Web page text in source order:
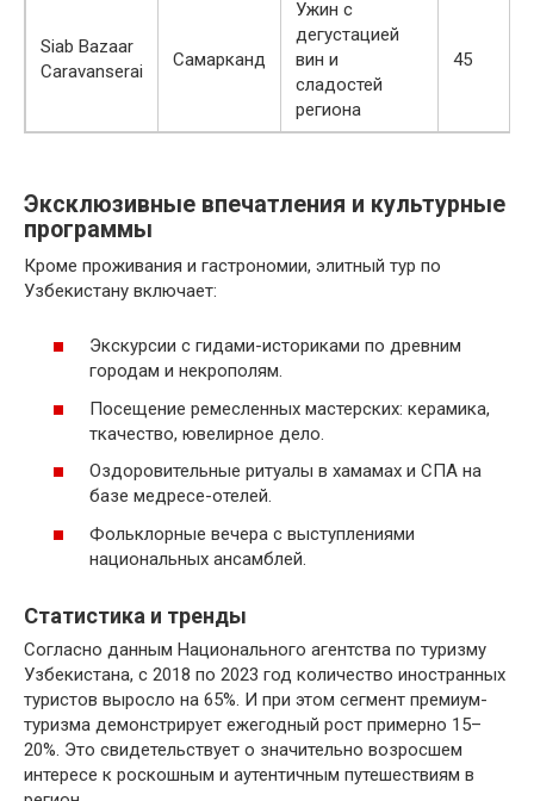
Siab Bazaar
Caravanserai
Самарканд
Ужин с
дегустацией
вин и
сладостей
региона
45
Эксклюзивные впечатления и культурные
программы
Кроме проживания и гастрономии, элитный тур по
Узбекистану включает:
Экскурсии с гидами-историками по древним
городам и некрополям.
Посещение ремесленных мастерских: керамика,
ткачество, ювелирное дело.
Оздоровительные ритуалы в хамамах и СПА на
базе медресе-отелей.
Фольклорные вечера с выступлениями
национальных ансамблей.
Статистика и тренды
Согласно данным Национального агентства по туризму
Узбекистана, с 2018 по 2023 год количество иностранных
туристов выросло на 65%. И при этом сегмент премиум-
туризма демонстрирует ежегодный рост примерно 15–
20%. Это свидетельствует о значительно возросшем
интересе к роскошным и аутентичным путешествиям в